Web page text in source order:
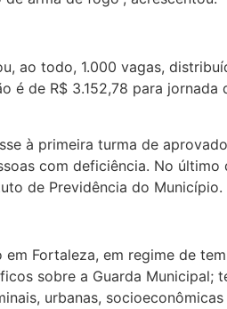
ao todo, 1.000 vagas,
é de R$ 3.152,78 para
à primeira turma de
com deficiência. No
de Previdência do Município.
Fortaleza, em regime de
sobre a Guarda
urbanas,